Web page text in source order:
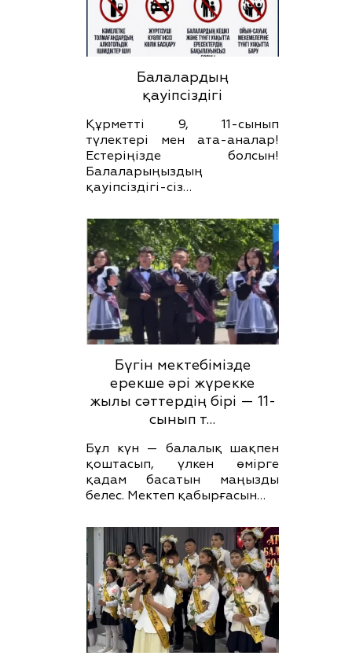
Балалардың
қауіпсіздігі
Құрметті 9, 11-сынып
түлектері мен ата-аналар!
Естеріңізде болсын!
Балаларыңыздың
қауіпсіздігі-сіз…
Бүгін мектебімізде
ерекше әрі жүрекке
жылы сәттердің бірі — 11-
сынып т…
Бұл күн — балалық шақпен
қоштасып, үлкен өмірге
қадам басатын маңызды
белес. Мектеп қабырғасын…